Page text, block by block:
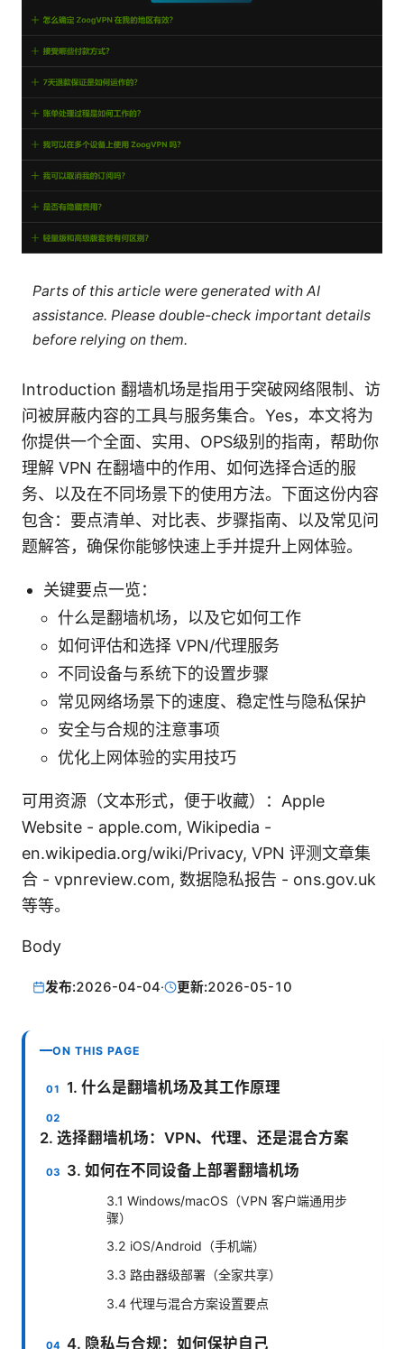
Parts of this article were generated with AI
assistance. Please double-check important details
before relying on them.
Introduction 翻墙机场是指用于突破网络限制、访
问被屏蔽内容的工具与服务集合。Yes，本文将为
你提供一个全面、实用、OPS级别的指南，帮助你
理解 VPN 在翻墙中的作用、如何选择合适的服
务、以及在不同场景下的使用方法。下面这份内容
包含：要点清单、对比表、步骤指南、以及常见问
题解答，确保你能够快速上手并提升上网体验。
关键要点一览：
什么是翻墙机场，以及它如何工作
如何评估和选择 VPN/代理服务
不同设备与系统下的设置步骤
常见网络场景下的速度、稳定性与隐私保护
安全与合规的注意事项
优化上网体验的实用技巧
可用资源（文本形式，便于收藏）：Apple
Website - apple.com, Wikipedia -
en.wikipedia.org/wiki/Privacy, VPN 评测文章集
合 - vpnreview.com, 数据隐私报告 - ons.gov.uk
等等。
Body
发布:2026-04-04· 更新:2026-05-10
ON THIS PAGE
1. 什么是翻墙机场及其工作原理
2. 选择翻墙机场：VPN、代理、还是混合方案
3. 如何在不同设备上部署翻墙机场
3.1 Windows/macOS（VPN 客户端通用步
骤）
3.2 iOS/Android（手机端）
3.3 路由器级部署（全家共享）
3.4 代理与混合方案设置要点
4. 隐私与合规：如何保护自己